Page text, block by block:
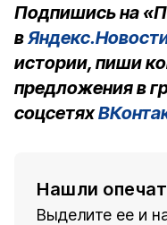
Подпишись на
в
истории, пиши
предложения в
соцсетях
Нашли
Выделите ее и